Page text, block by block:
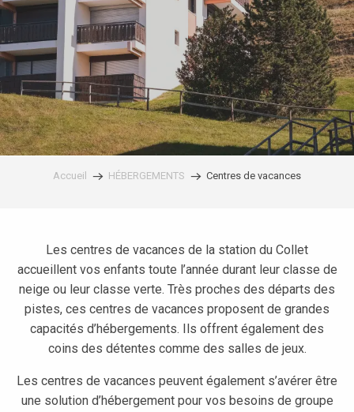
Accueil HÉBERGEMENTS Centres de vacances
Les centres de vacances de la station du Collet
accueillent vos enfants toute l’année durant leur classe de
neige ou leur classe verte. Très proches des départs des
pistes, ces centres de vacances proposent de grandes
capacités d’hébergements. Ils offrent également des
coins des détentes comme des salles de jeux.
Les centres de vacances peuvent également s’avérer être
une solution d’hébergement pour vos besoins de groupe